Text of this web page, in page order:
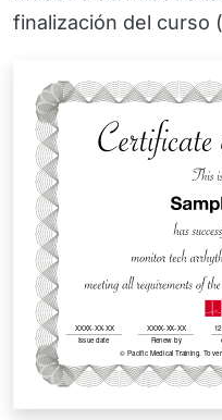
finalización del curso